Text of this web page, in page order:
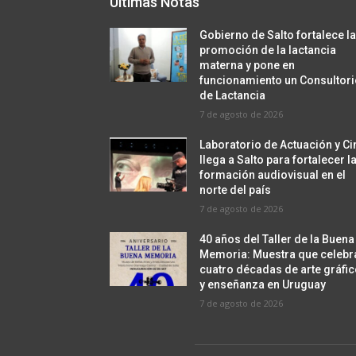
Gobierno de Salto fortalece la
promoción de la lactancia
materna y pone en
funcionamiento un
de Lactancia
7 de agosto de 2026
Laboratorio de Actuación y
llega a Salto para fortalecer
formación audiovisual en el
norte del país
7 de agosto de 2026
40 años del Taller de la Buena
Memoria: Muestra que
cuatro décadas de arte
y enseñanza en Uruguay
7 de agosto de 2026